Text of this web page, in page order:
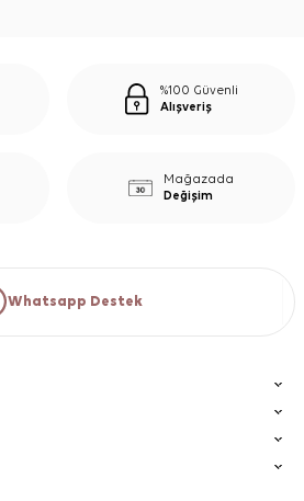
%100 Güvenli
Alışveriş
Mağazada
Değişim
Whatsapp Destek